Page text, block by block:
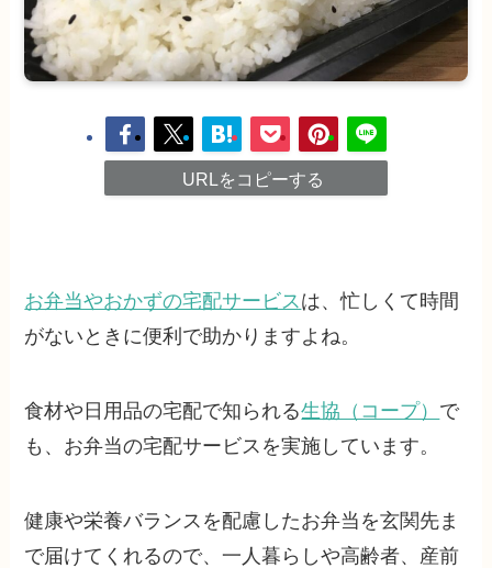
URLをコピーする
お弁当やおかずの宅配サービスは、忙しくて時間
がないときに便利で助かりますよね。
食材や日用品の宅配で知られる生協（コープ） で
も、お弁当の宅配サービスを実施しています。
健康や栄養バランスを配慮したお弁当を玄関先ま
で届けてくれるので、一人暮らしや高齢者、産前